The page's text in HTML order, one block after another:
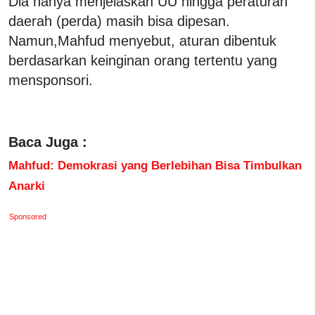
daerah (perda) masih bisa dipesan.
Namun,Mahfud menyebut, aturan dibentuk
berdasarkan keinginan orang tertentu yang
mensponsori.
Baca Juga :
Mahfud: Demokrasi yang Berlebihan Bisa Timbulkan
Anarki
Sponsored